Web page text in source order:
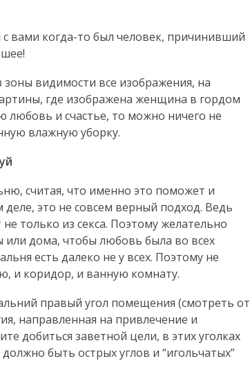
вами когда-то был человек, причинивший
видимости все изображения, на
где изображена женщина в гордом
любовь и счастье, то можно ничего не
влажную уборку.
считая, что именно это поможет и
это не совсем верный подход. Ведь
только из секса. Поэтому желательно
дома, чтобы любовь была во всех
есть далеко не у всех. Поэтому не
и коридор, и ванную комнату.
правый угол помещения (смотреть от
направленная на привлечение и
добиться заветной цели, в этих уголках
быть острых углов и “игольчатых”